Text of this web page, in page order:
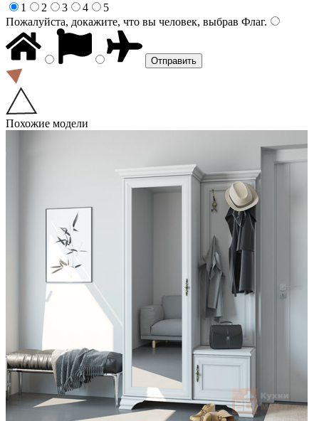
1
2 3 4
5
Пожалуйста, докажите, что вы человек, выбрав Флаг.
Похожие модели